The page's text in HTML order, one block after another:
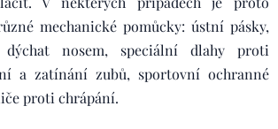
mechanické pomůcky: ústní pásky,
nosem, speciální dlahy proti
a zatínání zubů, sportovní ochranné
proti chrápání.